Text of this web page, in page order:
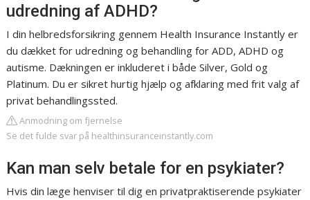
udredning af ADHD?
I din helbredsforsikring gennem Health Insurance Instantly er
du dækket for udredning og behandling for ADD, ADHD og
autisme. Dækningen er inkluderet i både Silver, Gold og
Platinum. Du er sikret hurtig hjælp og afklaring med frit valg af
privat behandlingssted.
Anmodning om fjernelse
Se det fulde svar på healthinsuranceinstantly.com
Kan man selv betale for en psykiater?
Hvis din læge henviser til dig en privatpraktiserende psykiater